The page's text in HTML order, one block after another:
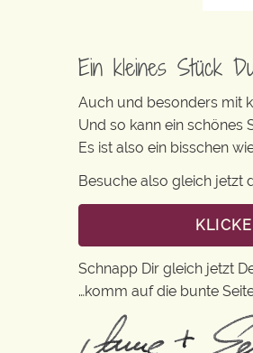
Ein kleines Stück
Auch und besonders mit
Und so kann ein schönes
Es ist also ein bisschen
Besuche also gleich jetzt
Schnapp Dir gleich jetzt
…komm auf die bunte